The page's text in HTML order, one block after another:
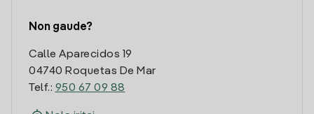
Non gaude?
Calle Aparecidos 19
04740 Roquetas De Mar
Telf.: 950 67 09 88